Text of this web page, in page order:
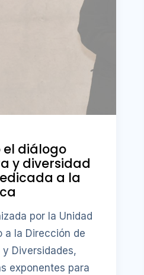
el diálogo
y diversidad
a la
por la Unidad
a la Dirección de
y Diversidades,
exponentes para